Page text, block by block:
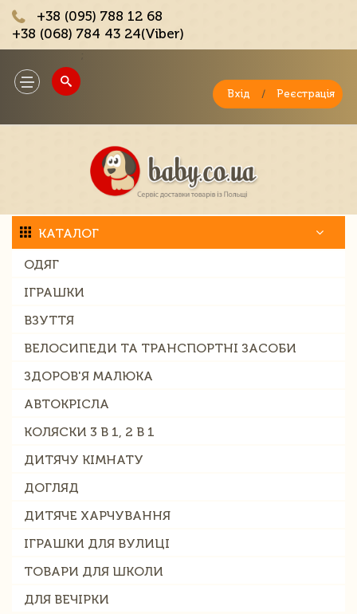
+38 (095) 788 12 68
+38 (068) 784 43 24(Viber)
Toggle
navigation
Вхід / Реєстрація
КАТАЛОГ
ОДЯГ
ІГРАШКИ
ВЗУТТЯ
ВЕЛОСИПЕДИ ТА ТРАНСПОРТНІ ЗАСОБИ
ЗДОРОВ'Я МАЛЮКА
АВТОКРІСЛА
КОЛЯСКИ 3 В 1, 2 В 1
ДИТЯЧУ КІМНАТУ
ДОГЛЯД
ДИТЯЧЕ ХАРЧУВАННЯ
ІГРАШКИ ДЛЯ ВУЛИЦІ
ТОВАРИ ДЛЯ ШКОЛИ
ДЛЯ ВЕЧІРКИ